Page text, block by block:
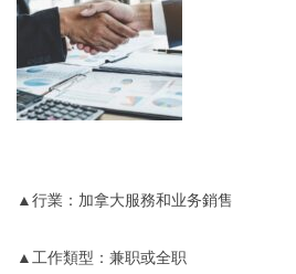
▲行業：加拿大服務和业务銷售
▲工作類型：兼职或全职